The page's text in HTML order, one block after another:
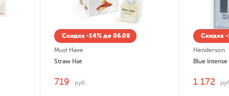
Скидка -14% до 06.08
Must Have
Straw Hat
719 руб.
Скидка
Henderson
Blue Intense
1 172